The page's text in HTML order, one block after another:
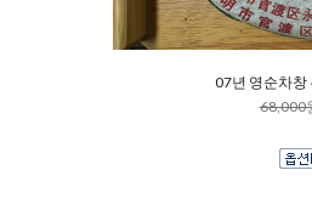
07년 영순차창
68,000